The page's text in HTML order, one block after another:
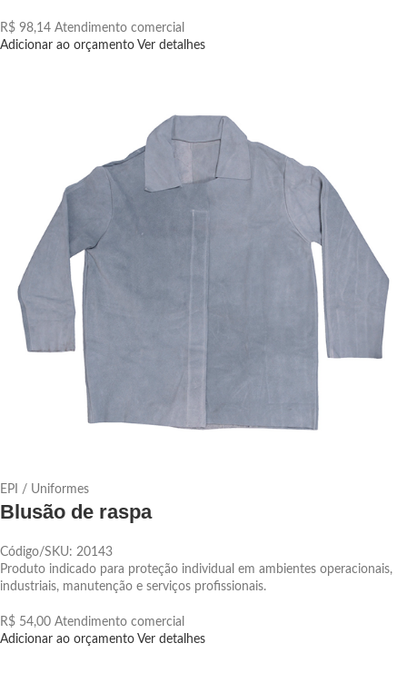
R$ 98,14 Atendimento comercial
Adicionar ao orçamento Ver detalhes
EPI / Uniformes
Blusão de raspa
Código/SKU: 20143
Produto indicado para proteção individual em ambientes operacionais,
industriais, manutenção e serviços profissionais.
R$ 54,00 Atendimento comercial
Adicionar ao orçamento Ver detalhes